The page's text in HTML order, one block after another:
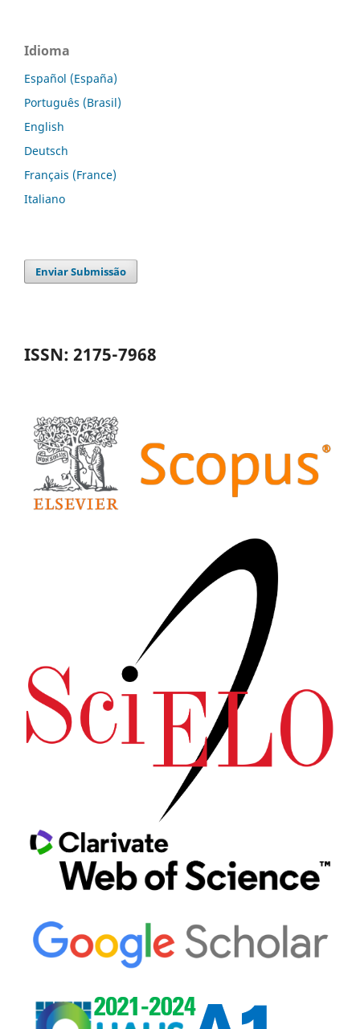
Idioma
Español (España)
Português (Brasil)
English
Deutsch
Français (France)
Italiano
Enviar Submissão
ISSN: 2175-7968